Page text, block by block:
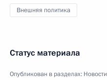
Внешняя политика
Статус материала
Опубликован в разделах: Новости